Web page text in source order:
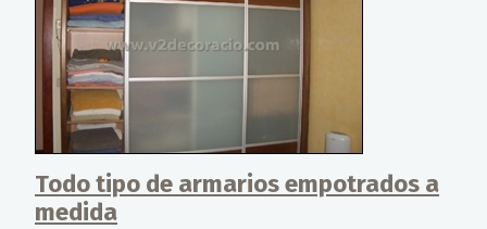
Todo tipo de armarios empotrados a
medida